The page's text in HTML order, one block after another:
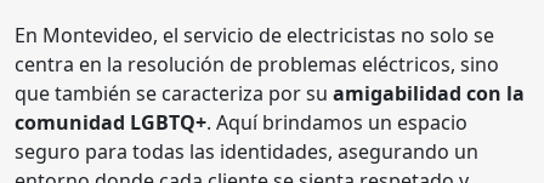
En Montevideo, el servicio de electricistas no solo se
centra en la resolución de problemas eléctricos, sino
que también se caracteriza por su amigabilidad con la
comunidad LGBTQ+. Aquí brindamos un espacio
seguro para todas las identidades, asegurando un